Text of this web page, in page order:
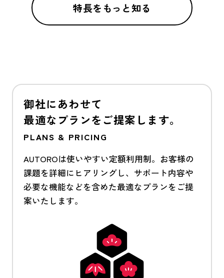
特長をもっと知る
御社にあわせて
最適なプランをご提案します。
PLANS & PRICING
AUTOROは使いやすい定額利用制。お客様の
課題を詳細にヒアリングし、サポート内容や
必要な機能などを含めた最適なプランをご提
案いたします。